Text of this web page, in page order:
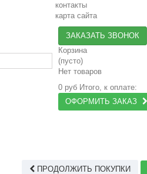
контакты
карта сайта
ЗАКАЗАТЬ ЗВОНОК
Корзина
(пусто)
Нет товаров
0 руб Итого, к оплате:
ОФОРМИТЬ ЗАКАЗ
ПРОДОЛЖИТЬ ПОКУПКИ